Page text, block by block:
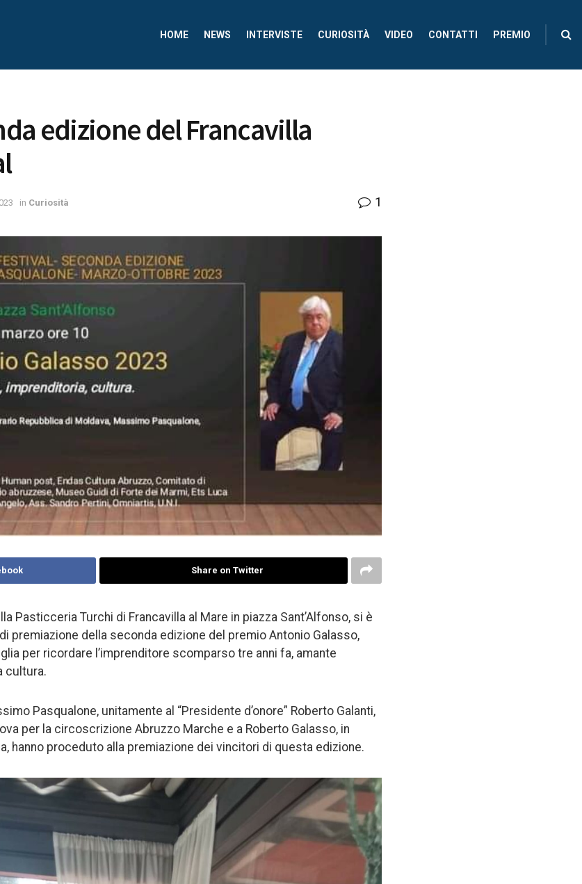
HOME NEWS INTERVISTE CURIOSITÀ VIDEO CONTATTI PREMIO
edizione del Francavilla
in Curiosità 1
Share on Twitter
Pasticceria Turchi di Francavilla al Mare in piazza Sant’Alfonso, si è
premiazione della seconda edizione del premio Antonio Galasso,
per ricordare l’imprenditore scomparso tre anni fa, amante
cultura.
Pasqualone, unitamente al “Presidente d’onore” Roberto Galanti,
per la circoscrizione Abruzzo Marche e a Roberto Galasso, in
hanno proceduto alla premiazione dei vincitori di questa edizione.